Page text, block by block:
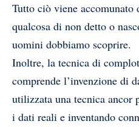
Tutto ciò viene accomunato
qualcosa di non detto o
uomini dobbiamo scoprire.
Inoltre, la tecnica di
comprende l’invenzione di
utilizzata una tecnica ancor
i dati reali e inventando